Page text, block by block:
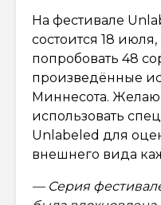
На фестивале
состоится 18 июля,
попробовать 48
произведённые
Миннесота.
использовать
Unlabeled для
внешнего вида
— Серия